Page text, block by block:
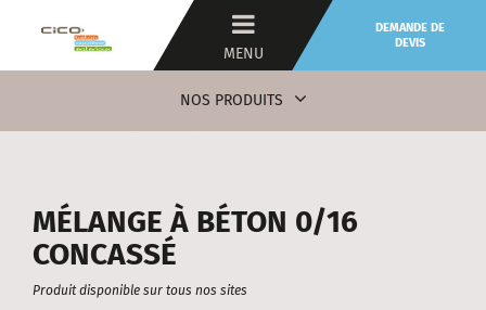
MENU
DEMANDE DE
DEVIS
NOS PRODUITS
MÉLANGE À BÉTON 0/16
CONCASSÉ
Produit disponible sur tous nos sites